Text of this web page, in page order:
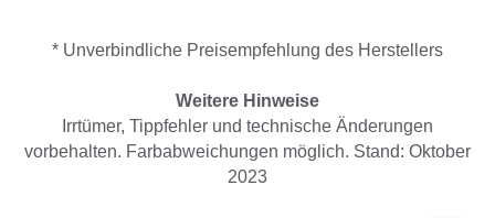
* Unverbindliche Preisempfehlung des Herstellers
Weitere Hinweise
Irrtümer, Tippfehler und technische Änderungen
vorbehalten. Farbabweichungen möglich. Stand: Oktober
2023